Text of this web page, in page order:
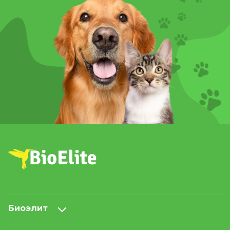
или размножения – в этих и других ситуациях
витамины для птиц благоприятно влияют на
оперение и снижают уровень стресса.
Ветеринары рекомендуют использовать добавки
ежедневно, включая их в повседневный рацион
пернатого друга. Дозировка зависит от типа и
возраста питомца. Предварительно стоит
ознакомиться с составом корма, выбранного для
повседневного питания – возможно, там уже
предусмотрено все необходимое.
На разных этапах жизни птицы ей необходимы
специальные добавки к рациону для поддержки
улучшает зрение у птиц и усиливает рост
Биоэлит